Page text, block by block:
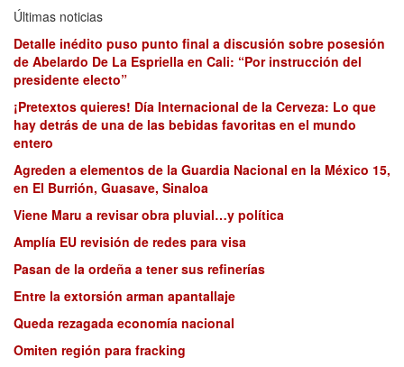
Últimas noticias
Detalle inédito puso punto final a discusión sobre posesión
de Abelardo De La Espriella en Cali: “Por instrucción del
presidente electo”
¡Pretextos quieres! Día Internacional de la Cerveza: Lo que
hay detrás de una de las bebidas favoritas en el mundo
entero
Agreden a elementos de la Guardia Nacional en la México 15,
en El Burrión, Guasave, Sinaloa
Viene Maru a revisar obra pluvial…y política
Amplía EU revisión de redes para visa
Pasan de la ordeña a tener sus refinerías
Entre la extorsión arman apantallaje
Queda rezagada economía nacional
Omiten región para fracking